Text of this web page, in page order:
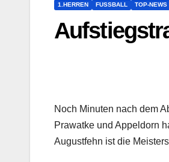
1.HERREN FUSSBALL TOP-NEWS
Noch Minuten nach dem
Prawatke und Appeldorn
Augustfehn ist die